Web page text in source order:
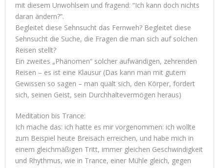
mit diesem Unwohlsein und fragend: “Ich kann doch nichts
daran ändern?”.
Begleitet diese Sehnsucht das Fernweh? Begleitet diese
Sehnsucht die Suche, die Fragen die man sich auf solchen
Reisen stellt?
Ein zweites „Phänomen“ solcher aufwändigen, zehrenden
Reisen – es ist eine Klausur (Das kann man mit gutem
Gewissen so sagen – man quält sich, den Körper, fordert
sich, seinen Geist, sein Durchhaltevermögen heraus)
Meditation bis Trance:
Ich mache das: ich hatte es mir vorgenommen: ich wollte
zum Beispiel heute Breisach erreichen, und habe mich in
einem gleichmäßigen Tritt, immer gleichen Geschwindigkeit
und Rhythmus, wie in Trance, einer Mühle gleich, gegen